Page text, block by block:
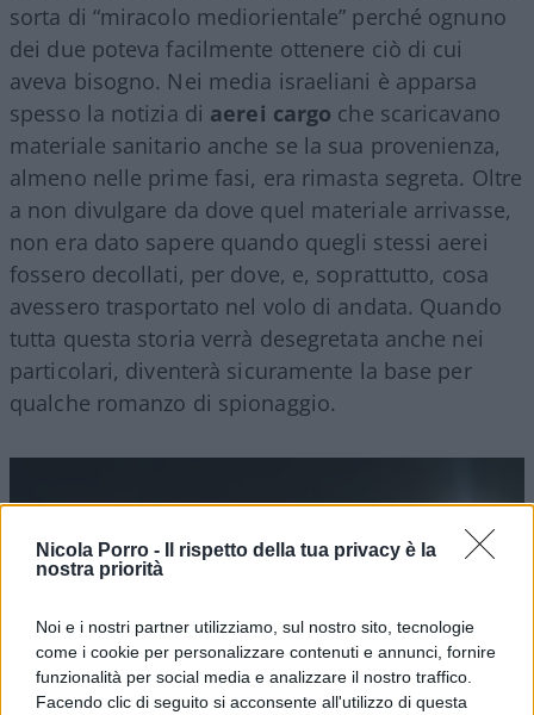
Nicola Porro -
Il rispetto della tua privacy è la
nostra priorità
Noi e i nostri partner utilizziamo, sul nostro sito, tecnologie
come i cookie per personalizzare contenuti e annunci, fornire
funzionalità per social media e analizzare il nostro traffico.
Facendo clic di seguito si acconsente all'utilizzo di questa
sorta di “miracolo mediorientale” perché ognuno
dei due poteva facilmente ottenere ciò di cui
aveva bisogno. Nei media israeliani è apparsa
spesso la notizia di aerei cargo che scaricavano
materiale sanitario anche se la sua provenienza,
almeno nelle prime fasi, era rimasta segreta. Oltre
a non divulgare da dove quel materiale arrivasse,
non era dato sapere quando quegli stessi aerei
fossero decollati, per dove, e, soprattutto, cosa
avessero trasportato nel volo di andata. Quando
tutta questa storia verrà desegretata anche nei
particolari, diventerà sicuramente la base per
qualche romanzo di spionaggio.
Player